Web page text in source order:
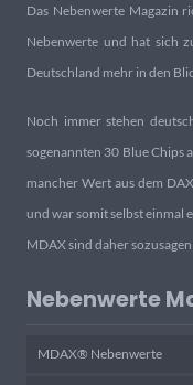
Das Nebenwerte Magazin
Nebenwerte und hat sich
Deutschland mehr in den
Noch immer stehen
sogenannten 30 Blue Chips
mancher Wert aus dem
und war somit selbst einmal
MDAX sind daher sozusagen
Nebenwerte
MDAX® Nebenwerte